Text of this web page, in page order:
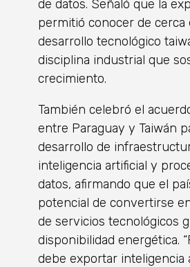
de datos. Señaló que la
permitió conocer de cerca
desarrollo tecnológico
disciplina industrial que
crecimiento.
También celebró el
entre Paraguay y Taiwán
desarrollo de
inteligencia artificial y
datos, afirmando que el
potencial de convertirse
de servicios tecnológicos
disponibilidad energética.
debe exportar inteligencia